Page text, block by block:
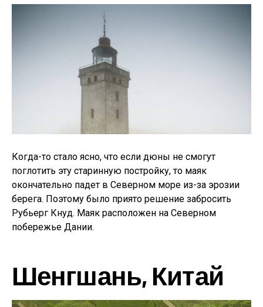
Когда-то стало ясно, что если дюны не смогут
поглотить эту старинную постройку, то маяк
окончательно падет в Северном море из-за эрозии
берега. Поэтому было приято решение забросить
Рубьерг Кнуд. Маяк расположен на Северном
побережье Дании.
Шенгшань, Китай